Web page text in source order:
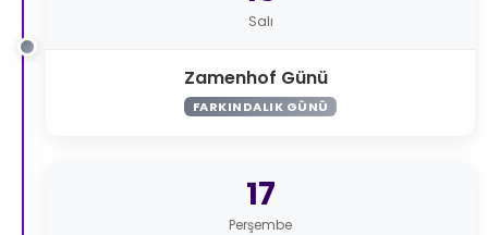
Salı
Zamenhof Günü
FARKINDALIK GÜNÜ
17
Perşembe